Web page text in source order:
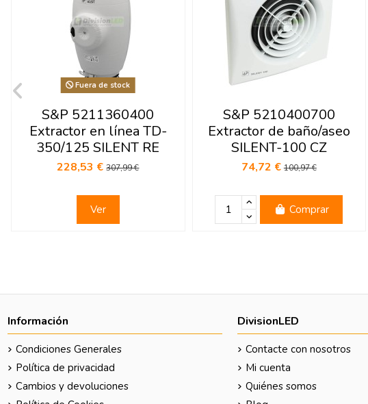
Fuera de stock
S&P 5211360400
Extractor en línea TD-
350/125 SILENT RE
228,53 €307,99 €
Ver
S&P 5210400700
Extractor de baño/aseo
SILENT-100 CZ
74,72 €100,97 €
Comprar
Información
Condiciones Generales
Política de privacidad
Cambios y devoluciones
DivisionLED
Contacte con nosotros
Mi cuenta
Quiénes somos